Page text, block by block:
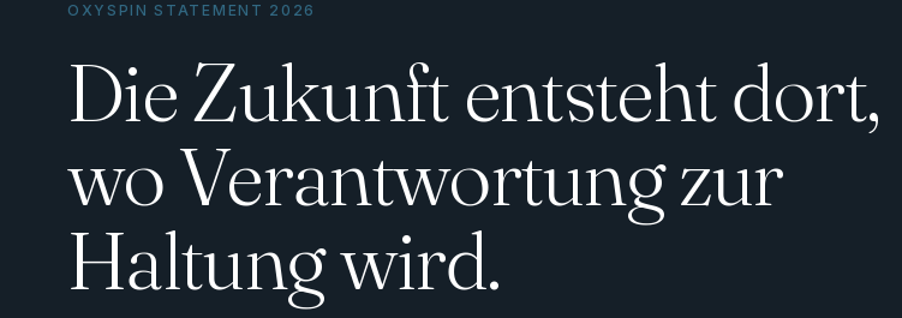
OXYSPIN STATEMENT 2026
Die Zukunft entsteht dort,
wo Verantwortung zur
Haltung wird.